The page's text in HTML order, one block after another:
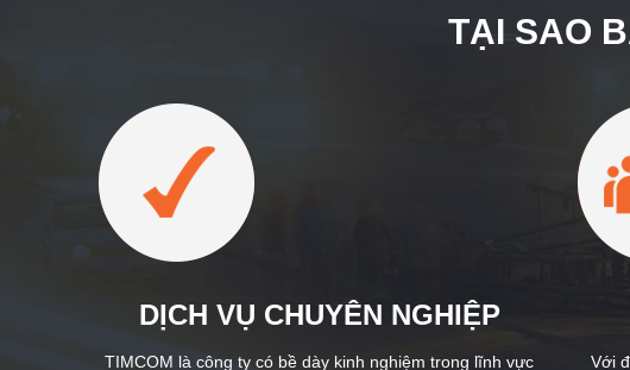
TẠI SAO
DỊCH VỤ CHUYÊN NGHIỆP
TIMCOM là công ty có bề dày kinh nghiệm trong lĩnh vực
Với